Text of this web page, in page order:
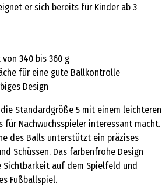
er sich bereits für Kinder ab 3
340 bis 360 g
für eine gute Ballkontrolle
Design
Standardgröße 5 mit einem leichteren
für Nachwuchsspieler interessant macht.
des Balls unterstützt ein präzises
Schüssen. Das farbenfrohe Design
auf dem Spielfeld und
Fußballspiel.